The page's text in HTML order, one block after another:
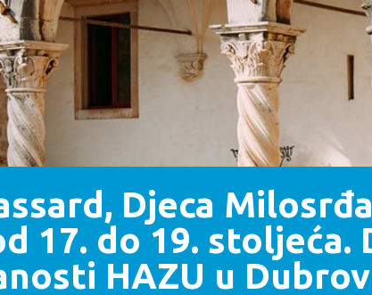
Djeca
17. do 19. stoljeća.
HAZU u